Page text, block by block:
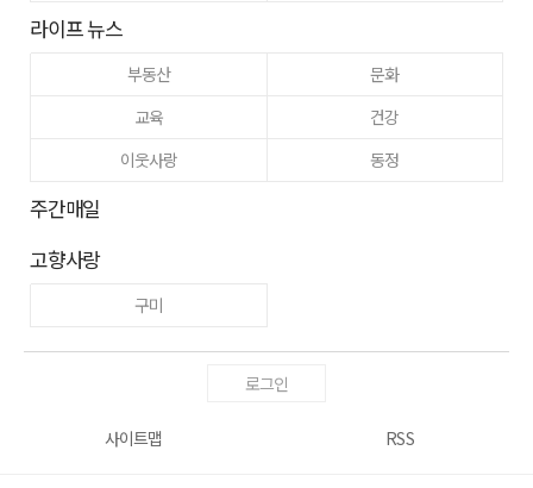
라이프 뉴스
부동산
문화
교육
건강
이웃사랑
동정
주간매일
고향사랑
구미
로그인
사이트맵 RSS